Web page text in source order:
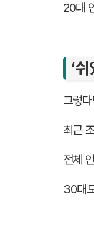
20대
‘
그렇
최근
전체
30대